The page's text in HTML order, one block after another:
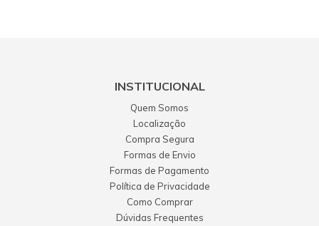
INSTITUCIONAL
Quem Somos
Localização
Compra Segura
Formas de Envio
Formas de Pagamento
Política de Privacidade
Como Comprar
Dúvidas Frequentes